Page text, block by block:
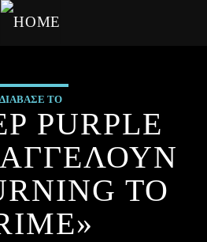
ΔΙΑΒΑΣΕ ΤΟ
PURPLE
TO